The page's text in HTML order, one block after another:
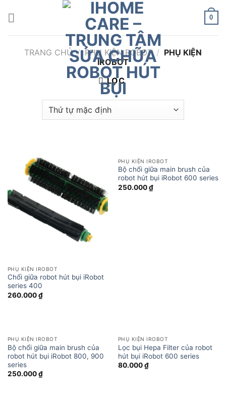
0
TRANG CHỦ / PHỤ KIỆN ROBOT / PHỤ KIỆN
IROBOT
LỌC
PHỤ KIỆN IROBOT
Chổi giữa robot hút bụi iRobot
series 400
260.000₫
PHỤ KIỆN IROBOT
Bộ chổi giữa main brush của
robot hút bụi iRobot 600 series
250.000₫
PHỤ KIỆN IROBOT
Bộ chổi giữa main brush của
robot hút bụi iRobot 800, 900
series
250.000₫
PHỤ KIỆN IROBOT
Lọc bụi Hepa Filter của robot
hút bụi iRobot 600 series
80.000₫